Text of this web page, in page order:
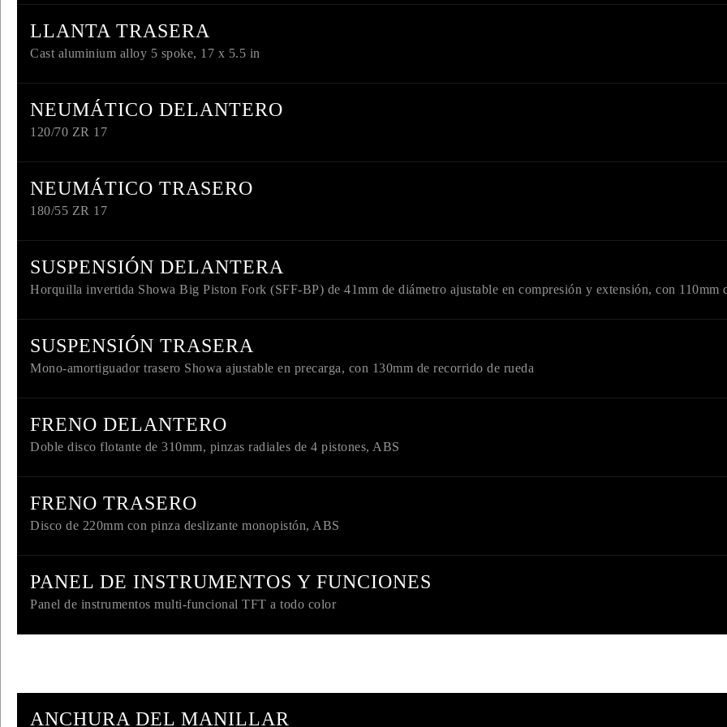
LLANTA TRASERA
Cast aluminium alloy 5 spoke, 17 x 5.5 in
NEUMÁTICO DELANTERO
120/70 ZR 17
NEUMÁTICO TRASERO
180/55 ZR 17
SUSPENSIÓN DELANTERA
Horquilla invertida Showa Big Piston Fork (SFF-BP) de 41mm de diámetro ajustable en compresión y extensión, con 110mm
SUSPENSIÓN TRASERA
Mono-amortiguador trasero Showa ajustable en precarga, con 130mm de recorrido de rueda
FRENO DELANTERO
Doble disco flotante de 310mm, pinzas radiales de 4 pistones, ABS
FRENO TRASERO
Disco de 220mm con pinza deslizante monopistón, ABS
PANEL DE INSTRUMENTOS Y FUNCIONES
Panel de instrumentos multi-funcional TFT a todo color
ANCHURA DEL MANILLAR